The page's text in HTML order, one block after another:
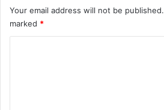
Your email address will not be published.
marked *